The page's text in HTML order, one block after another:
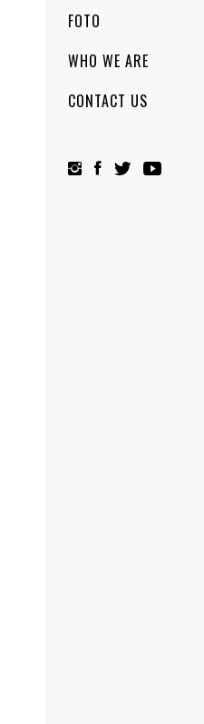
FOTO
WHO WE ARE
CONTACT US